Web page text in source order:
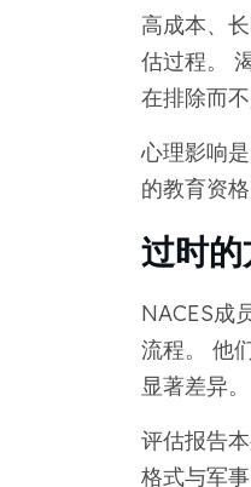
高成本、
估过程。
在排除而
心理影响
的教育资
过时
NACES成
流程。 他
显著差异。
评估报告
格式与军